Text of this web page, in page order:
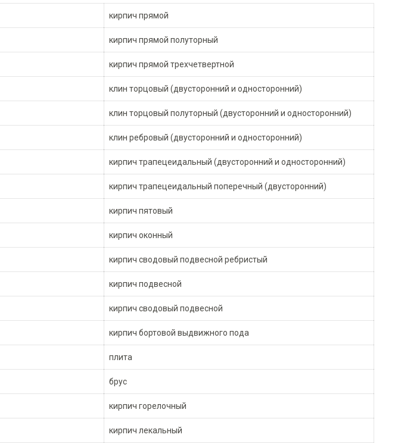
кирпич прямой
кирпич прямой полуторный
кирпич прямой трехчетвертной
клин торцовый (двусторонний и односторонний)
клин торцовый полуторный (двусторонний и односторонний)
клин ребровый (двусторонний и односторонний)
кирпич трапецеидальный (двусторонний и односторонний)
кирпич трапецеидальный поперечный (двусторонний)
кирпич пятовый
кирпич оконный
кирпич сводовый подвесной ребристый
кирпич подвесной
кирпич сводовый подвесной
кирпич бортовой выдвижного пода
плита
брус
кирпич горелочный
кирпич лекальный